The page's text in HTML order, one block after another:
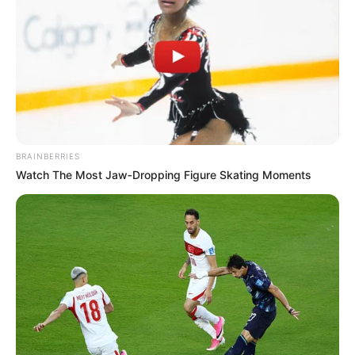
Rionegro se destaca como ejemplo de
transformación rural en Santander
El alto tribunal también respaldó la decisión del juez de
primera instancia que dejó sin efectos la exclusión de
votantes inicialmente señalados como trashumantes
, al
demostrarse que sí tenían vínculos con el municipio,
como residencia, empleo o actividad económica.
BRAINBERRIES
Watch The Most Jaw‑Dropping Figure Skating Moments